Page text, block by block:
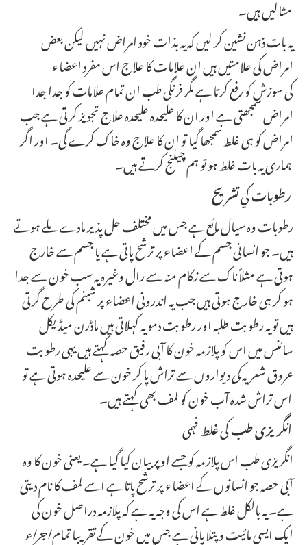
یہ بات ذہن نشین کر لیں کہ یہ بذات خود امراض نہیں لیکن بعض
امراض کی علامتیں ہیں ان علامات کا علاج اس مفرد اعضاء
کی سوزش کو رفع کرتا ہے مگر فرنگی طب ان تمام علامات کو جدا جدا
امراض سمجھتی ہے اور ان کا علیحدہ علیحدہ علاج تجویز کرتی ہے جب
امراض کو ہی غلط سمجھا گیا تو ان کا علاج وہ خاک کرے گی۔ اور اگر
رطوباتكيتشريح
رطوبات وہ سیال مائع ہے جس میں مختلف حل پذیر مادے ملے ہوتے
ہیں۔ جو انسانی جسم کے اعضاء پر ترشح پاتی ہے یا جسم سے خارج
ہوتی ہے مثلاً ناک سے زکام منہ سے رال وغیرہ یہ سب خون سے جدا
ہو کر ہی خارج ہوتی ہیں جب یہ اندرونی اعضاء پر شبنم کی طرح گرتی
ہیں تو یہ رطوبت طلبہ اور رطوبت دمویہ کہلاتی ہیں ماڈرن میڈیکل
سائنس میں اس کو پلازمہ خون کا آبی رفیق حصہ کہتے ہیں یہی رطوبت
عروق شعریہکیدیواروں سے تراش پا کر خون سے علیحدہ ہوتی ہے تو
انگریزی طبکیغلط
انگریزی طب اس پلازمہ کو جسے اوپر بیان کیا گیا ہے۔ یعنی خون کا وہ
آبی حصہ جو انسانوں کے اعضاء پر ترشح پاتا ہے اسے لمف کا نام دیتی
ہے۔ یہ بالکل غلط ہے اس کی وجہ یہ ہے کہ پلازمہ دراصل خون کی
ایک ایسی مائیت و پتلا پانی ہے جس میں خون کے تقریبا تماماجزاء